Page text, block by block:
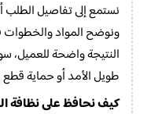
نستمع إلى تفاصيل الطلب
ونوضح المواد والخطوات
النتيجة واضحة للعميل،
طويل الأمد أو حماية
كيف نحافظ على نظافة